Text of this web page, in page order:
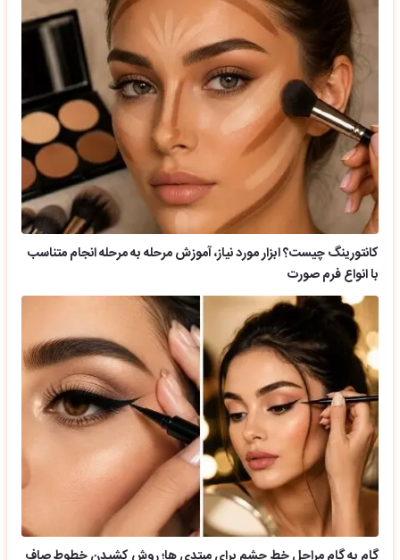
کانتورینگ چیست؟ ابزار مورد نیاز، آموزش مرحله به مرحله انجام متناسب
با انواع فرم صورت